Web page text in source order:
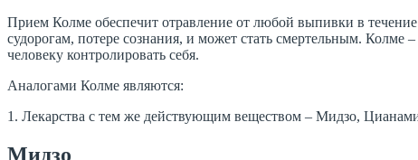
Прием Колме обеспечит отравление от любой выпивки в
судорогам, потере сознания, и может стать смертельным. Колме
человеку контролировать себя.
Аналогами Колме являются:
1. Лекарства с тем же действующим веществом – Мидзо,
Мидзо